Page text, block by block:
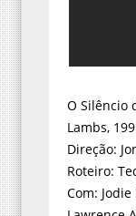
O Silêncio
Lambs,
Direção:
Roteiro:
Com: